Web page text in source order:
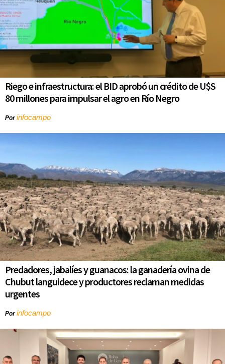
Riego e infraestructura: el BID aprobó un crédito de U$S
80 millones para impulsar el agro en Río Negro
Porinfocampo
Predadores, jabalíes y guanacos: la ganadería ovina de
Chubut languidece y productores reclaman medidas
urgentes
Porinfocampo